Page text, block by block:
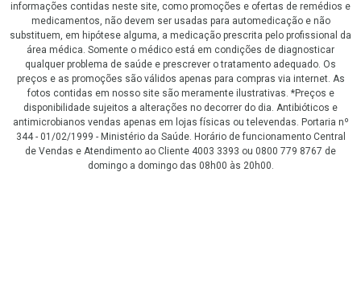
informações contidas neste site, como promoções e ofertas de remédios e
medicamentos, não devem ser usadas para automedicação e não
substituem, em hipótese alguma, a medicação prescrita pelo profissional da
área médica. Somente o médico está em condições de diagnosticar
qualquer problema de saúde e prescrever o tratamento adequado. Os
preços e as promoções são válidos apenas para compras via internet. As
fotos contidas em nosso site são meramente ilustrativas. *Preços e
disponibilidade sujeitos a alterações no decorrer do dia. Antibióticos e
antimicrobianos vendas apenas em lojas físicas ou televendas. Portaria nº
344 - 01/02/1999 - Ministério da Saúde. Horário de funcionamento Central
de Vendas e Atendimento ao Cliente 4003 3393 ou 0800 779 8767 de
domingo a domingo das 08h00 às 20h00.